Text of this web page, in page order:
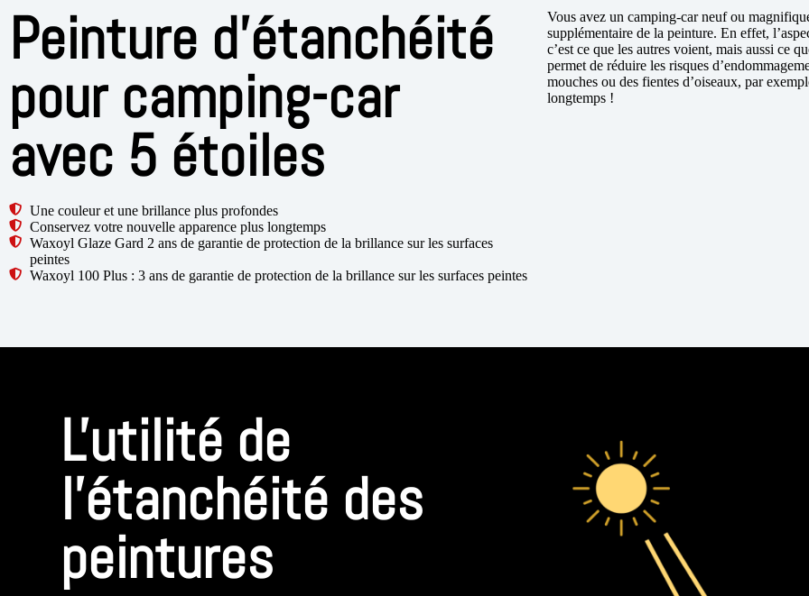
Peinture d'étanchéité
pour camping-car
avec 5 étoiles
Une couleur et une brillance plus profondes
Conservez votre nouvelle apparence plus longtemps
Waxoyl Glaze Gard 2 ans de garantie de protection de la brillance sur les surfaces
peintes
Waxoyl 100 Plus : 3 ans de garantie de protection de la brillance sur les surfaces peintes
Vous avez un camping-car neuf ou
supplémentaire de la peinture. En effet,
c’est ce que les autres voient, mais aussi ce
permet de réduire les risques
mouches ou des fientes d’oiseaux, par
longtemps !
L'utilité de
l'étanchéité des
peintures